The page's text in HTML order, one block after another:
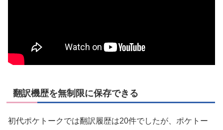
翻訳機歴を無制限に保存できる
初代ポケトークでは翻訳履歴は20件でしたが、ポケトー